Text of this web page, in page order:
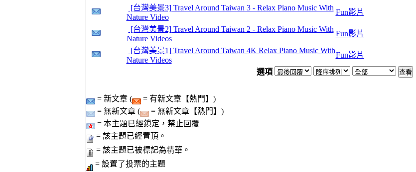
[台灣美景3] Travel Around Taiwan 3 - Relax Piano Music With
Nature Video
Fun影片
[台灣美景2] Travel Around Taiwan 2 - Relax Piano Music With
Nature Videos
Fun影片
[台灣美景1] Travel Around Taiwan 4K Relax Piano Music With
Nature Videos
Fun影片
選項
= 新文章 (
= 有新文章【熱門】)
= 無新文章 (
= 無新文章【熱門】)
= 本主題已經鎖定，禁止回覆
= 該主題已經置頂。
= 該主題已被標記為精華。
= 設置了投票的主題